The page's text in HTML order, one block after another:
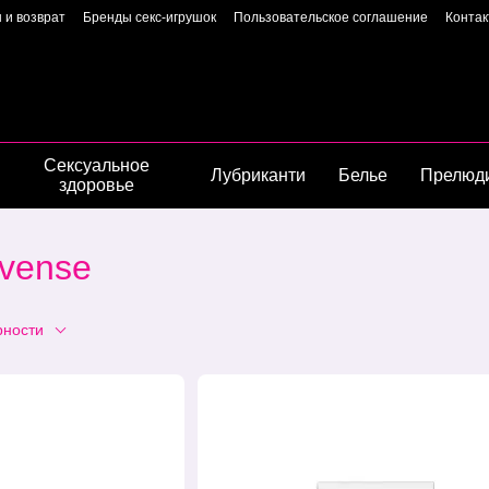
возврат Бренды секс-игрушок Пользовательское соглашение
Сексуальное
здоровье
Лубриканти Белье